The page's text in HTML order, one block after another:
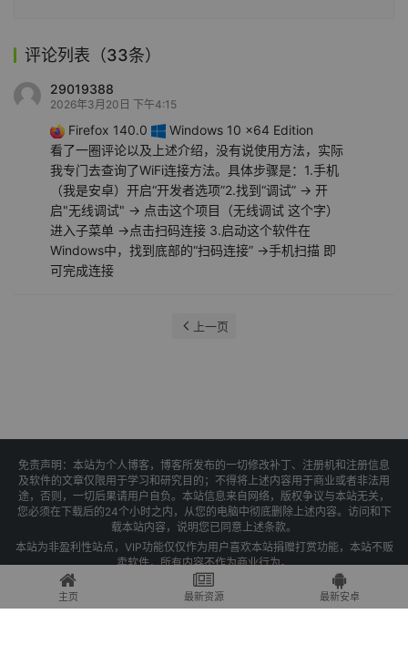
评论列表（33条）
29019388
2026年3月20日 下午4:15
Firefox 140.0
Windows 10 x64 Edition
看了一圈评论以及上述介绍，没有说使用方法，实际
我专门去查询了WiFi连接方法。具体步骤是：1.手机
（我是安卓）开启“开发者选项”2.找到“调试” -> 开
启"无线调试" -> 点击这个项目（无线调试 这个字）
进入子菜单 ->点击扫码连接 3.启动这个软件在
Windows中，找到底部的“扫码连接” ->手机扫描 即
可完成连接
上一页
免责声明：本站为个人博客，博客所发布的一切修改补丁、注册机和注册信息
及软件的文章仅限用于学习和研究目的；不得将上述内容用于商业或者非法用
途，否则，一切后果请用户自负。本站信息来自网络，版权争议与本站无关，
您必须在下载后的24个小时之内，从您的电脑中彻底删除上述内容。访问和下
载本站内容，说明您已同意上述条款。
本站为非盈利性站点，VIP功能仅仅作为用户喜欢本站捐赠打赏功能，本站不贩
卖软件，所有内容不作为商业行为。
Copyright © 2025 果核剥壳 - 琼ICP备2021004479号-1
主页 最新资源 最新安卓